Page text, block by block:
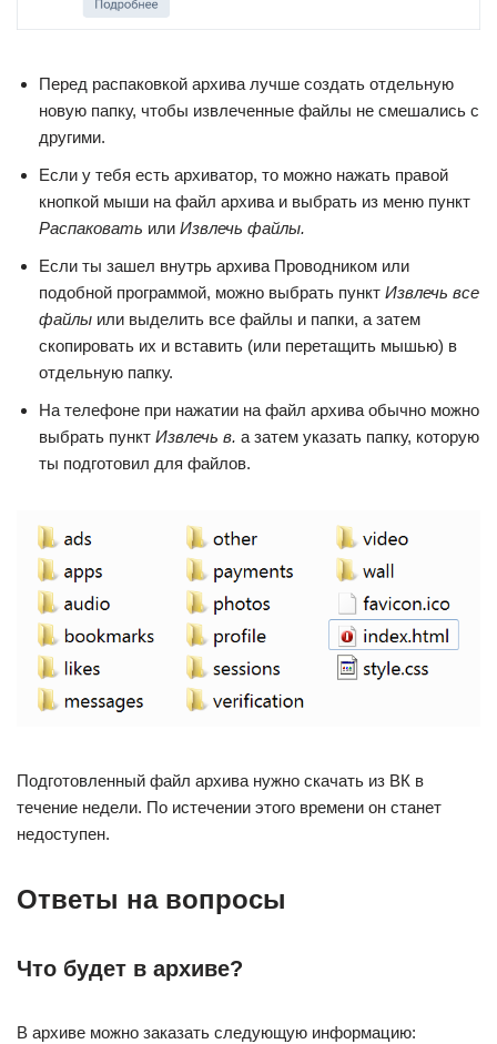
Перед распаковкой архива лучше создать отдельную
новую папку, чтобы извлеченные файлы не смешались с
другими.
Если у тебя есть архиватор, то можно нажать правой
кнопкой мыши на файл архива и выбрать из меню пункт
Распаковать или Извлечь файлы.
Если ты зашел внутрь архива Проводником или
подобной программой, можно выбрать пункт Извлечь все
файлы или выделить все файлы и папки, а затем
скопировать их и вставить (или перетащить мышью) в
отдельную папку.
На телефоне при нажатии на файл архива обычно можно
выбрать пункт Извлечь в. а затем указать папку, которую
ты подготовил для файлов.
Подготовленный файл архива нужно скачать из ВК в
течение недели. По истечении этого времени он станет
недоступен.
Ответы на вопросы
Что будет в архиве?
В архиве можно заказать следующую информацию: